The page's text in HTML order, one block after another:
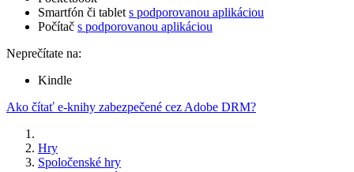
Smartfón či tablet s podporovanou aplikáciou
Počítač s podporovanou aplikáciou
Neprečítate na:
Kindle
Ako čítať e-knihy zabezpečené cez Adobe DRM?
Hry
Spoločenské hry